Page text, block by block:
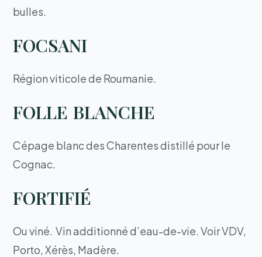
bulles.
FOCSANI
Région viticole de Roumanie.
FOLLE BLANCHE
Cépage blanc des Charentes distillé pour le
Cognac.
FORTIFIÉ
Ou viné. Vin additionné d’eau-de-vie. Voir VDV,
Porto, Xérès, Madère.